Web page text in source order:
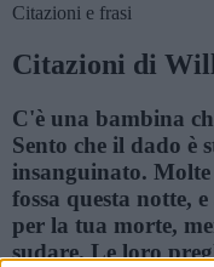
Citazioni e frasi
Citazioni di
C'è una bambina
Sento che il dado è
insanguinato. Molte
fossa questa notte,
per la tua morte,
sudare. Le loro